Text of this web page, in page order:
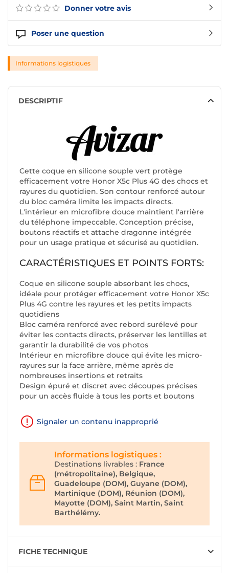
Donner votre avis
Poser une question
Informations logistiques
DESCRIPTIF
Cette coque en silicone souple vert protège
efficacement votre Honor X5c Plus 4G des chocs et
rayures du quotidien. Son contour renforcé autour
du bloc caméra limite les impacts directs.
L'intérieur en microfibre douce maintient l'arrière
du téléphone impeccable. Conception précise,
boutons réactifs et attache dragonne intégrée
pour un usage pratique et sécurisé au quotidien.
CARACTÉRISTIQUES ET POINTS FORTS:
Coque en silicone souple absorbant les chocs,
idéale pour protéger efficacement votre Honor X5c
Plus 4G contre les rayures et les petits impacts
quotidiens
Bloc caméra renforcé avec rebord surélevé pour
éviter les contacts directs, préserver les lentilles et
garantir la durabilité de vos photos
Intérieur en microfibre douce qui évite les micro-
rayures sur la face arrière, même après de
nombreuses insertions et retraits
Design épuré et discret avec découpes précises
pour un accès fluide à tous les ports et boutons
Signaler un contenu inapproprié
Informations logistiques :
Destinations livrables : France
(métropolitaine), Belgique,
Guadeloupe (DOM), Guyane (DOM),
Martinique (DOM), Réunion (DOM),
Mayotte (DOM), Saint Martin, Saint
Barthélémy.
FICHE TECHNIQUE